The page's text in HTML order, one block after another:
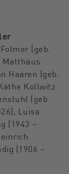
(geb.
Matthäus
Haaren (geb.
Kollwitz
(geb.
Luisa
(1943 –
(1906 –